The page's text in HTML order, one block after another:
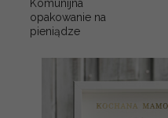
Komunijna
opakowanie na
pieniądze